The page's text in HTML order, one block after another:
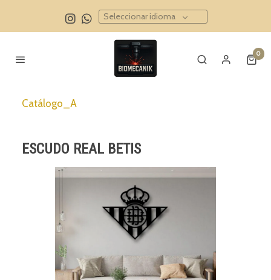
Seleccionar idioma
0
Catálogo_A
ESCUDO REAL BETIS